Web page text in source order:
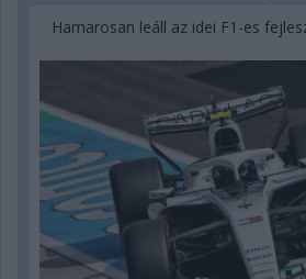
Hamarosan leáll az idei F1-es